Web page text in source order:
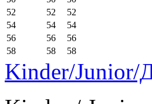
52
52
52
54
54
54
56
56
56
58
58 58
Kinder/Junior/